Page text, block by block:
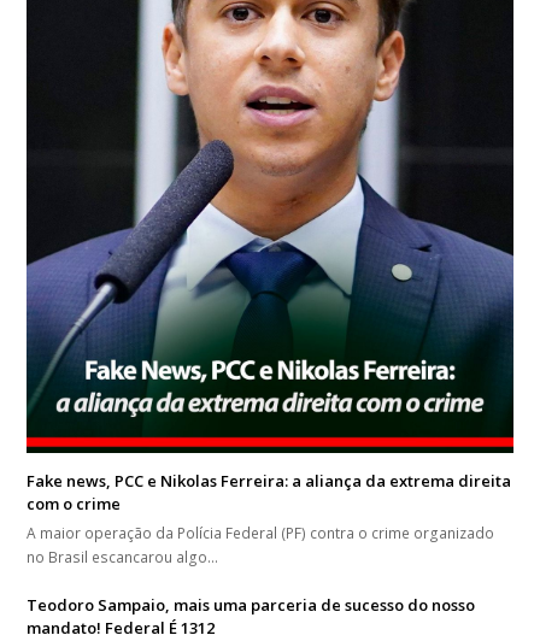
Fake news, PCC e Nikolas Ferreira: a aliança da extrema direita
com o crime
A maior operação da Polícia Federal (PF) contra o crime organizado
no Brasil escancarou algo…
Teodoro Sampaio, mais uma parceria de sucesso do nosso
mandato! Federal É 1312